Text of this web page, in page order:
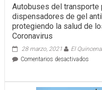
Autobuses del transporte
dispensadores de gel
protegiendo la salud de
Coronavirus
28 marzo, 2021
El
Comentarios desactivadosen